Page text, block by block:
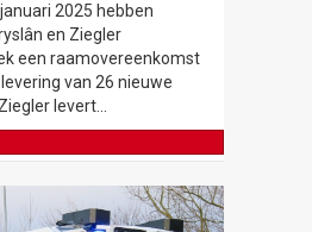
2025 hebben
en Ziegler
een raamovereenkomst
van 26 nieuwe
levert…